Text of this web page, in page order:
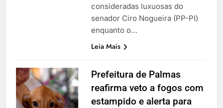
consideradas luxuosas do
senador Ciro Nogueira (PP-PI)
enquanto o…
Leia Mais
Prefeitura de Palmas
reafirma veto a fogos com
estampido e alerta para